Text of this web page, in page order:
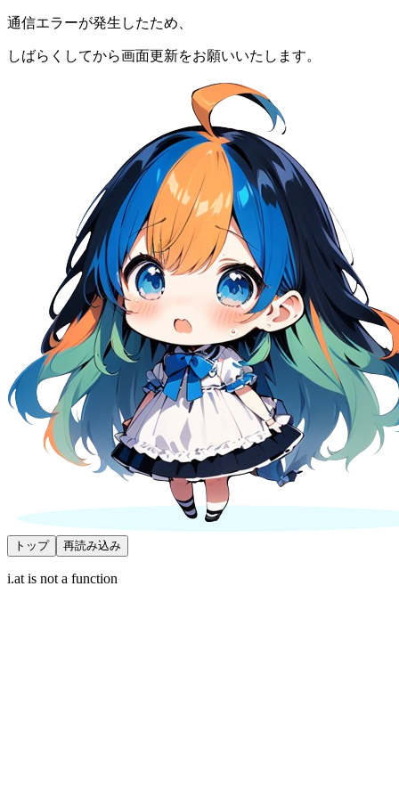
通信エラーが発生したため、
しばらくしてから画面更新をお願いいたします。
トップ 再読み込み
i.at is not a function